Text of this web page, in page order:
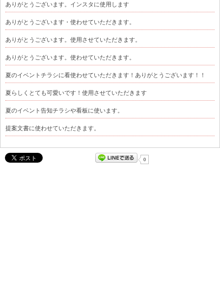
ありがとうございます。インスタに使用します
ありがとうございます・使わせていただきます。
ありがとうございます。使用させていただきます。
ありがとうございます。使わせていただきます。
夏のイベントチラシに看使わせていただきます！ありがとうございます！！
夏らしくとても可愛いです！使用させていただきます
夏のイベント告知チラシや看板に使います。
提案文書に使わせていただきます。
0